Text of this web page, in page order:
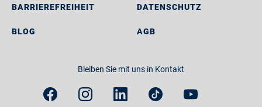
BARRIEREFREIHEIT
BLOG
DATENSCHUTZ
AGB
Bleiben Sie mit uns in Kontakt